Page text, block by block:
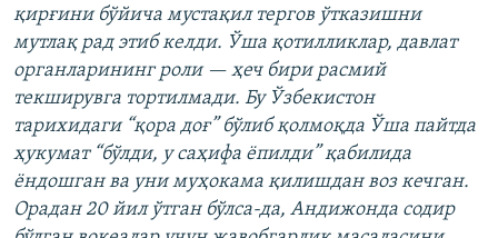
қирғини бўйича мустақил тергов ўтказишни
мутлақ рад этиб келди. Ўша қотилликлар, давлат
органларининг роли — ҳеч бири расмий
текширувга тортилмади. Бу Ўзбекистон
тарихидаги “қора доғ” бўлиб қолмоқда Ўша пайтда
ҳукумат “бўлди, у саҳифа ёпилди” қабилида
ёндошган ва уни муҳокама қилишдан воз кечган.
Орадан 20 йил ўтган бўлса-да, Андижонда содир